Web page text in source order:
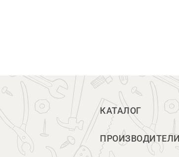
КАТАЛОГ
ПРОИЗВОДИТЕЛИ